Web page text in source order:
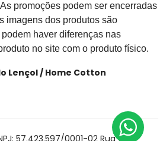
promoções podem ser encerradas
imagens dos produtos são
haver diferenças nas
no site com o produto físico.
Lençol / Home Cotton